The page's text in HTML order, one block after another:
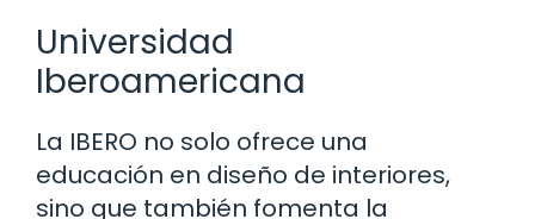
Universidad
Iberoamericana
La IBERO no solo ofrece una
educación en diseño de interiores,
sino que también fomenta la